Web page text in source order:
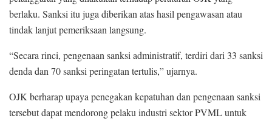
berlaku. Sanksi itu juga diberikan atas hasil pengawasan atau
tindak lanjut pemeriksaan langsung.
“Secara rinci, pengenaan sanksi administratif, terdiri dari 33 sanksi
denda dan 70 sanksi peringatan tertulis,” ujarnya.
OJK berharap upaya penegakan kepatuhan dan pengenaan sanksi
tersebut dapat mendorong pelaku industri sektor PVML untuk